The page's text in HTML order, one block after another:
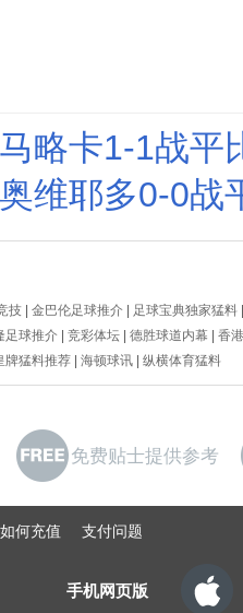
略卡1-1战平
维耶多0-0战
技 金巴伦足球推介 足球宝典独家猛料
足球推介 竞彩体坛 德胜球道内幕
香
牌猛料推荐 海顿球讯 纵横体育猛料
免费贴士提供参考
如何充值 支付问题
手机网页版